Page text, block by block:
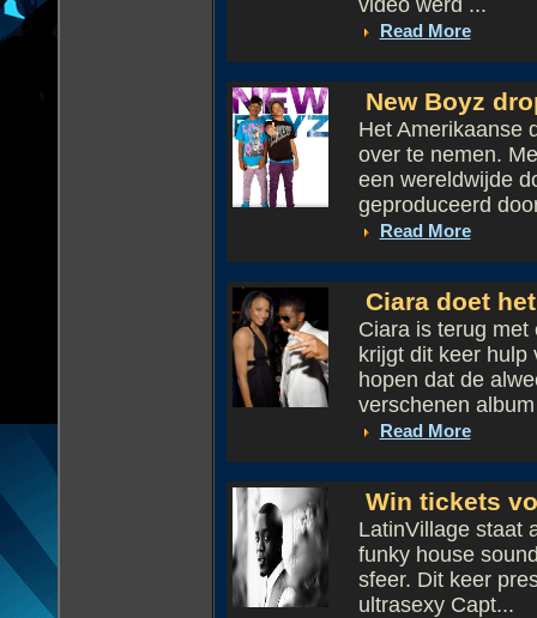
video werd ...
Read More
New Boyz
Het Amerikaanse
over te nemen.
een wereldwijde
geproduceerd
Read More
Ciara doet
Ciara is terug met
krijgt dit keer hulp
hopen dat de
verschenen
Read More
Win tickets
LatinVillage staat
funky house
sfeer. Dit keer
ultrasexy Capt...